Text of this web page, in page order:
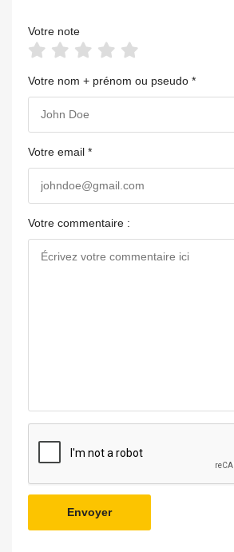
Votre note
Votre nom + prénom ou pseudo *
Votre email *
Votre commentaire :
Envoyer